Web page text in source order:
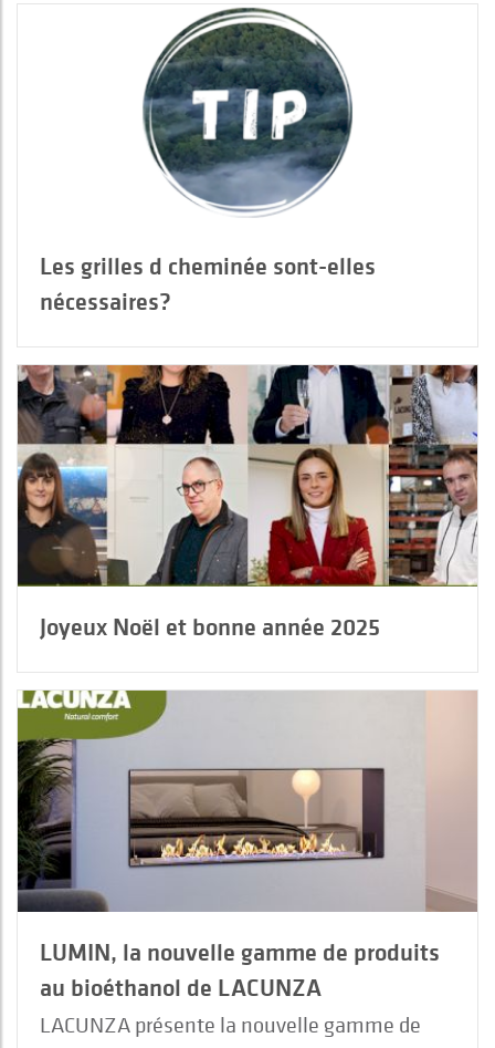
Les grilles d cheminée sont-elles
nécessaires?
Joyeux Noël et bonne année 2025
LUMIN, la nouvelle gamme de produits
au bioéthanol de LACUNZA
LACUNZA présente la nouvelle gamme de